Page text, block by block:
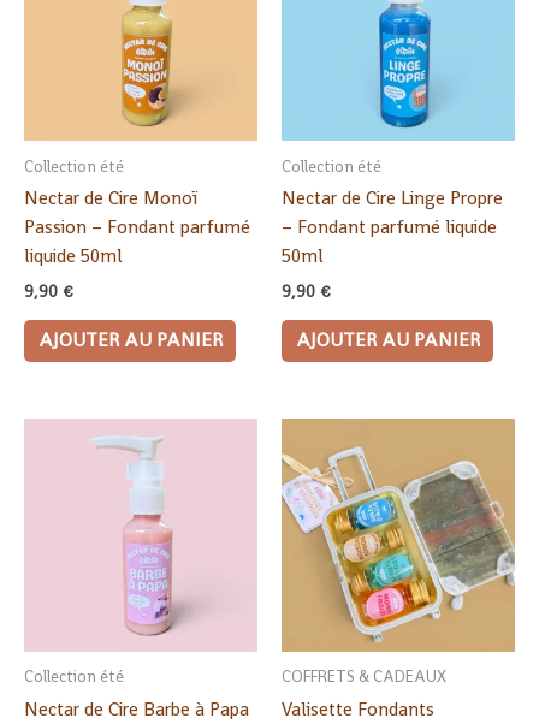
Collection été
Nectar de Cire Monoï
Passion – Fondant parfumé
liquide 50ml
9,90 €
AJOUTER AU PANIER
Collection été
Nectar de Cire Linge Propre
– Fondant parfumé liquide
50ml
9,90 €
AJOUTER AU PANIER
Collection été
Nectar de Cire Barbe à Papa
COFFRETS & CADEAUX
Valisette Fondants